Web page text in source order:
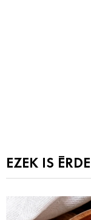
EZEK IS